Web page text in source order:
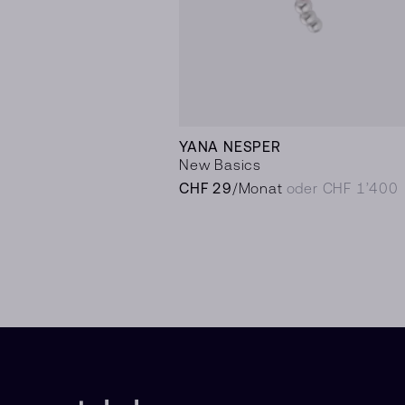
YANA NESPER
New Basics
CHF 29/Monat oder CHF 1’400